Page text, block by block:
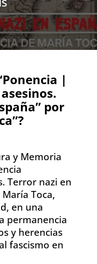
|
por
y Memoria
Terror nazi en
Toca,
en una
permanencia
y herencias
fascismo en